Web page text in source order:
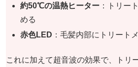
約50℃の温熱ヒーター ：トリー
める
赤色LED ：毛髪内部にトリート
これに加えて超音波の効果で、トリ